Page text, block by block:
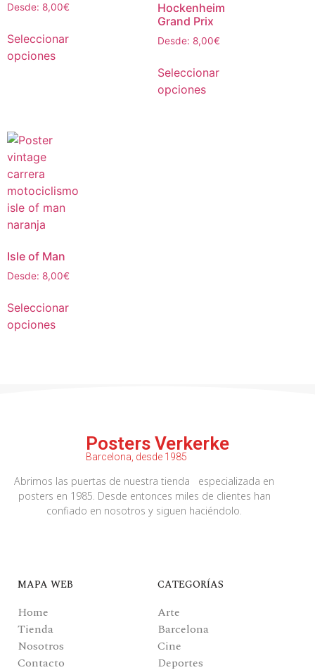
Desde: 8,00€
Seleccionar
opciones
Hockenheim
Grand Prix
Desde: 8,00€
Seleccionar
opciones
Isle of Man
Desde: 8,00€
Seleccionar
opciones
Posters Verkerke
Barcelona, desde 1985
Abrimos las puertas de nuestra tienda especializada en
posters en 1985. Desde entonces miles de clientes han
confiado en nosotros y siguen haciéndolo.
MAPA WEB
Home
Tienda
Nosotros
Contacto
CATEGORÍAS
Arte
Barcelona
Cine
Deportes